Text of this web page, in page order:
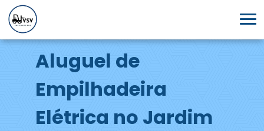
Aluguel de
Empilhadeira
Elétrica no Jardim